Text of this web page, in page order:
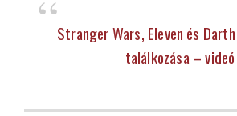
Stranger Wars, Eleven és
találkozása – videó